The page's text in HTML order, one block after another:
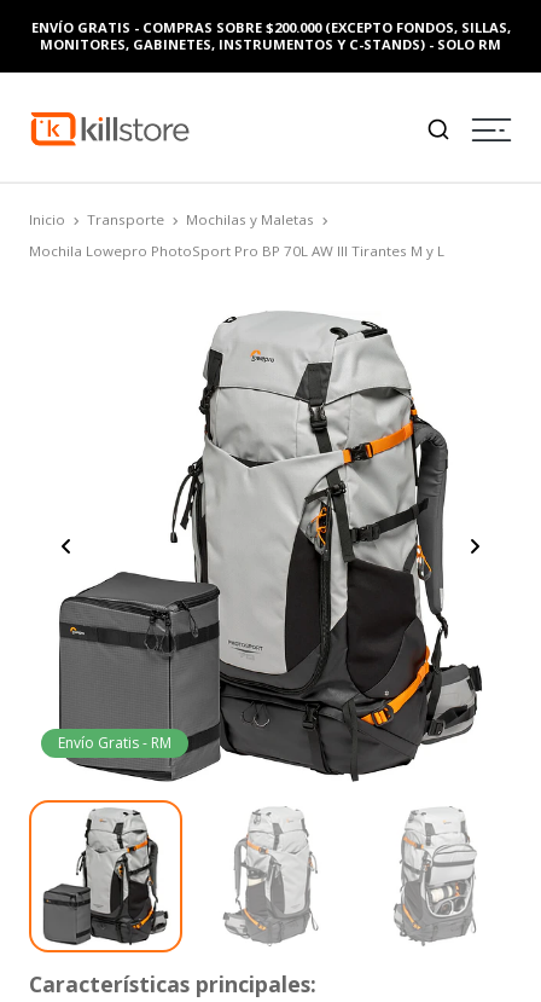
ENVÍO GRATIS - COMPRAS SOBRE $200.000 (EXCEPTO FONDOS, SILLAS,
MONITORES, GABINETES, INSTRUMENTOS Y C-STANDS) - SOLO RM
Inicio Transporte
Mochilas y Maletas
Mochila Lowepro PhotoSport Pro BP 70L AW III Tirantes M y L
Envío Gratis - RM
Características principales: